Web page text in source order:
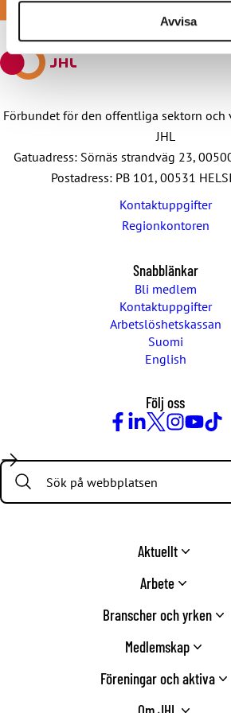
Avvisa
mail
WhatsApp
Förbundet för den offentliga sektorn och
JHL
Gatuadress: Sörnäs strandväg 23,
Postadress: PB 101, 00531
Kontaktuppgifter
Regionkontoren
Snabblänkar
Bli medlem
Kontaktuppgifter
Arbetslöshetskassan
Suomi
English
Följ oss
Search:
Aktuellt
Arbete
Branscher och yrken
Medlemskap
Föreningar och aktiva